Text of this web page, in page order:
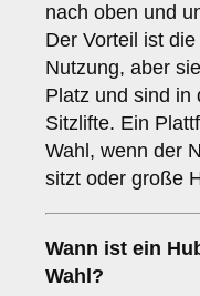
nach oben und
Der Vorteil ist
Nutzung, aber
Platz und sind in
Sitzlifte. Ein
Wahl, wenn der
sitzt oder große
Wann ist ein
Wahl?